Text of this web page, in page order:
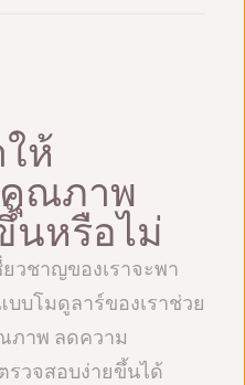
กลับไปทำงานตาม
ไฟล์ และฐาน
ERP, LIMS, MES
ห้
คุณภาพ
หรือไม่
ยวชาญของเราจะพา
บโมดูลาร์ของเราช่วย
ภาพ ลดความ
รวจสอบง่ายขึ้นได้